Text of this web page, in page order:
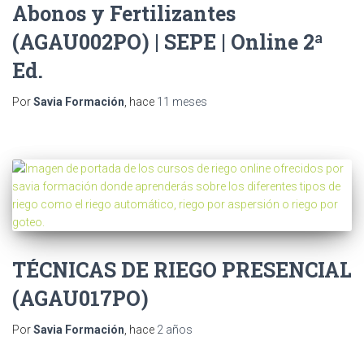
Abonos y Fertilizantes
(AGAU002PO) | SEPE | Online 2ª
Ed.
PorSavia Formación , hace 11 meses
TÉCNICAS DE RIEGO PRESENCIAL
(AGAU017PO)
PorSavia Formación , hace 2 años